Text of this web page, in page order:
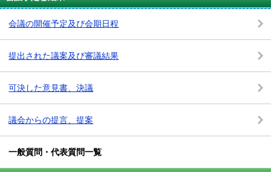
会議の開催予定及び会期日程
提出された議案及び審議結果
可決した意見書、決議
議会からの提言、提案
一般質問・代表質問一覧